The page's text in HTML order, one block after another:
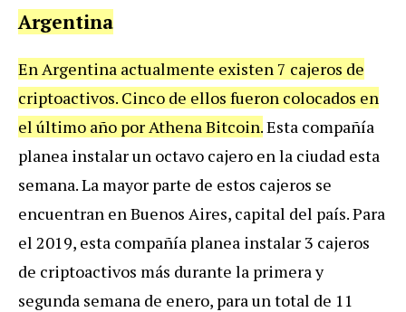
Argentina
En Argentina actualmente existen 7 cajeros de
criptoactivos. Cinco de ellos fueron colocados en
el último año por Athena Bitcoin.Esta compañía
planea instalar un octavo cajero en la ciudad esta
semana. La mayor parte de estos cajeros se
encuentran en Buenos Aires, capital del país. Para
el 2019, esta compañía planea instalar 3 cajeros
de criptoactivos más durante la primera y
segunda semana de enero, para un total de 11